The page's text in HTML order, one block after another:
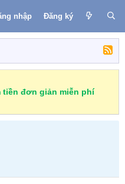
nhập Đăng ký
tiền đơn giản miễn phí